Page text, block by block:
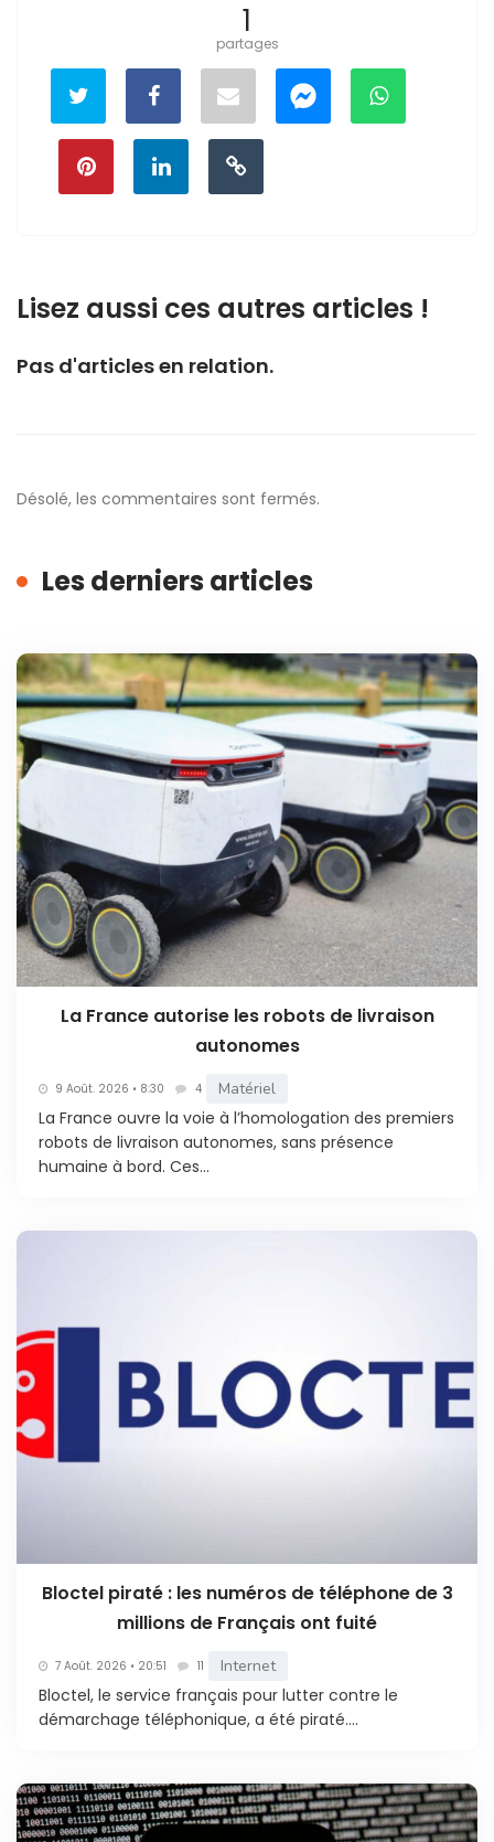
1
partages
Lisez aussi ces autres articles !
Pas d'articles en relation.
Désolé, les commentaires sont fermés.
Les derniers articles
La France autorise les robots de livraison
autonomes
9 Août. 2026 • 8:30 4 Matériel
La France ouvre la voie à l’homologation des premiers
robots de livraison autonomes, sans présence
humaine à bord. Ces...
Bloctel piraté : les numéros de téléphone de 3
millions de Français ont fuité
7 Août. 2026 • 20:51 11 Internet
Bloctel, le service français pour lutter contre le
démarchage téléphonique, a été piraté....